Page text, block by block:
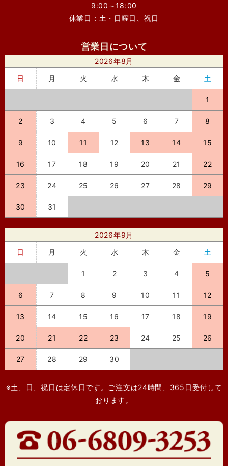
9:00～18:00
休業日：土・日曜日、祝日
営業日について
2026年8月
日
月 火 水 木 金 土
1
2 3 4 5 6 7 8
9 10 11 12 13 14 15
16 17 18 19 20 21 22
23 24 25 26 27 28 29
30 31
2026年9月
日
月 火 水 木 金 土
1 2 3 4 5
6 7 8 9 10 11 12
13 14 15 16 17 18 19
20 21 22 23 24 25 26
27 28 29 30
※土、日、祝日は定休日です。ご注文は24時間、365日受付して
おります。